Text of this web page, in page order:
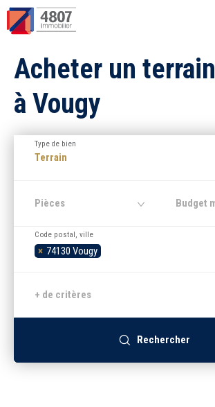
Vente
Location
Syndic
Estimer
Nos agences
Recherche par ville
Acheter un terrain
à Vougy
Terrain
Type de bien
Pièces
× 74130 Vougy
Code postal, ville
+ de critères
Rechercher